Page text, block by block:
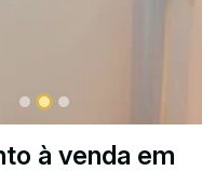
à venda em